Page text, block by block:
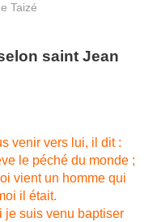
Taizé
saint Jean
venir vers lui, il dit :
le péché du monde ;
vient un homme qui
il était.
je suis venu baptiser